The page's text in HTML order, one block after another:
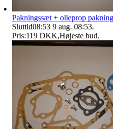
Pakningssæt + olieprop
Sluttid08:53 9 aug. 08:53.
Pris:119 DKK,Højeste bud.